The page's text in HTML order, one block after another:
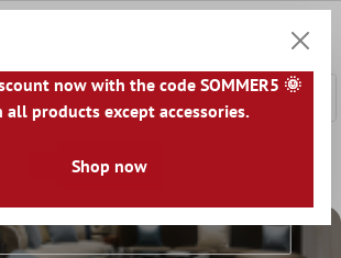
Panier
Sol Et Mur Surface
Brillants
now with the code SOMMER5 🌞
all products except accessories.
Shop now